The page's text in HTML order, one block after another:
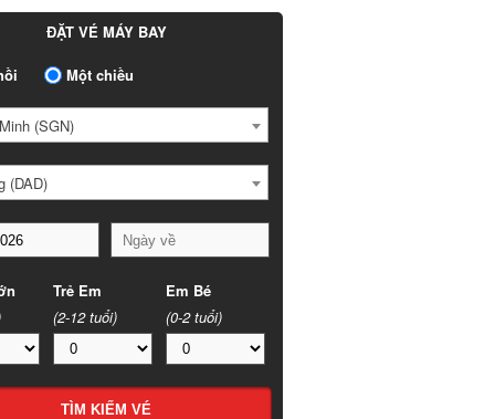
ĐẶT VÉ MÁY BAY
Một chiều
(SGN)
Trẻ Em
(2-12 tuổi)
Em Bé
(0-2 tuổi)